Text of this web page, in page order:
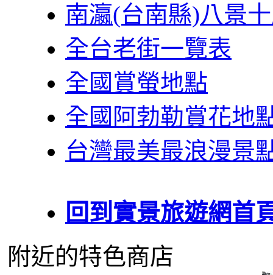
南瀛(台南縣)八景
全台老街一覽表
全國賞螢地點
全國阿勃勒賞花地
台灣最美最浪漫景
回到實景旅遊網首
附近的特色商店